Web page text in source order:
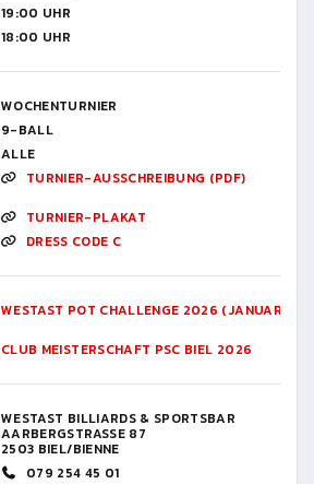
19:00 UHR
18:00 UHR
WOCHENTURNIER
9-BALL
ALLE
TURNIER-AUSSCHREIBUNG (PDF)
TURNIER-PLAKAT
DRESS CODE C
WESTAST POT CHALLENGE 2026 (JANUAR BIS
CLUB MEISTERSCHAFT PSC BIEL 2026
WESTAST BILLIARDS & SPORTSBAR
AARBERGSTRASSE 87
2503 BIEL/BIENNE
079 254 45 01